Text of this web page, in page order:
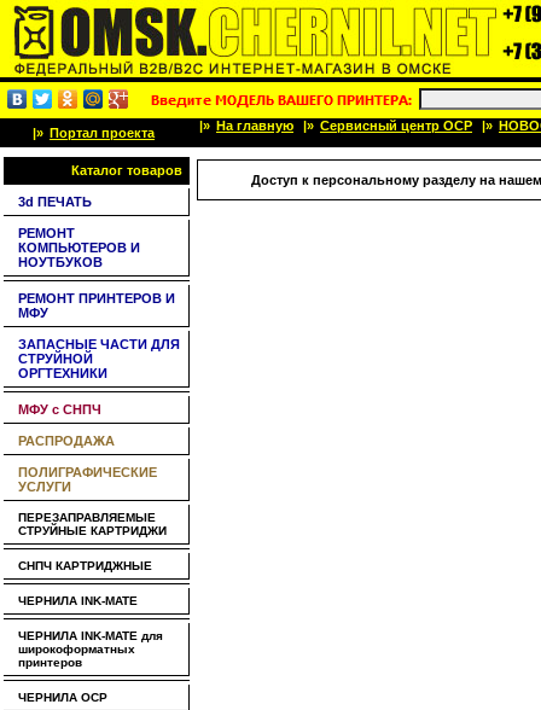
|» Портал проекта |» На главную |» Сервисный центр OCP |»
Каталог товаров
3d ПЕЧАТЬ
РЕМОНТ
КОМПЬЮТЕРОВ И
НОУТБУКОВ
РЕМОНТ ПРИНТЕРОВ И
МФУ
ЗАПАСНЫЕ ЧАСТИ ДЛЯ
СТРУЙНОЙ
ОРГТЕХНИКИ
МФУ с СНПЧ
РАСПРОДАЖА
ПОЛИГРАФИЧЕСКИЕ
УСЛУГИ
ПЕРЕЗАПРАВЛЯЕМЫЕ
СТРУЙНЫЕ КАРТРИДЖИ
СНПЧ КАРТРИДЖНЫЕ
ЧЕРНИЛА INK-MATE
ЧЕРНИЛА INK-MATE для
широкоформатных
принтеров
ЧЕРНИЛА OCP
Доступ к персональному разделу на